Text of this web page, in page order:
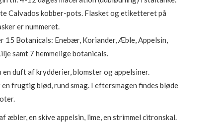
Calvados kobber-pots. Flasket og etiketteret på
er nummeret.
15 Botanicals: Enebær, Koriander, Æble, Appelsin,
samt 7 hemmelige botanicals.
en duft af krydderier, blomster og appelsiner.
frugtig blød, rund smag. I eftersmagen findes bløde
æbler, en skive appelsin, lime, en strimmel citronskal.